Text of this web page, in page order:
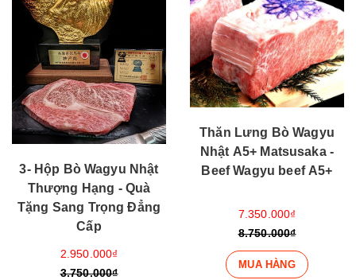
3- Hộp Bò Wagyu Nhật
Thượng Hạng - Quà
Tặng Sang Trọng Đẳng
Cấp
2.950.000₫
3.750.000₫
Thăn Lưng Bò Wagyu
Nhật A5+ Matsusaka -
Beef Wagyu beef A5+
7.350.000₫
8.750.000₫
MUA HÀNG